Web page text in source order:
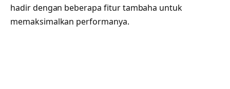
hadir dengan beberapa fitur tambaha untuk
memaksimalkan performanya.